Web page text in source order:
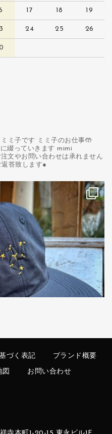
17 18 19
24 25 26
ミ子です
ミミ子のお仕事🤲
綴っていきます mimi
文やお問い合わせは承れません
答致します●
づく表記 ブランド概要
図 お問い合わせ